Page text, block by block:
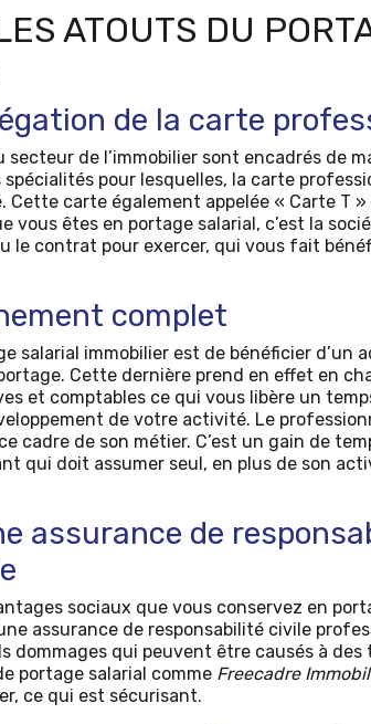
ATOUTS DU
de la carte
secteur de l’immobilier sont encadrés de
pour lesquelles, la carte
Cette carte également appelée « Carte T
vous êtes en portage salarial, c’est la
le contrat pour exercer, qui vous fait
complet
salarial immobilier est de bénéficier d’un
Cette dernière prend en effet en
et comptables ce qui vous libère un
de votre activité. Le
cadre de son métier. C’est un gain de
qui doit assumer seul, en plus de son
assurance de
sociaux que vous conservez en
assurance de responsabilité civile
dommages qui peuvent être causés à
portage salarial comme Freecadre
ce qui est sécurisant.